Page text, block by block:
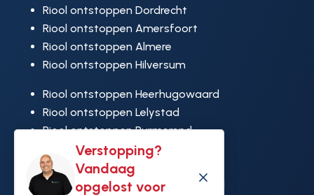
Verstopping?
Vandaag
opgelost voor
M
Riool ontstoppen Dordrecht
Riool ontstoppen Amersfoort
Riool ontstoppen Almere
Riool ontstoppen Hilversum
Riool ontstoppen Heerhugowaard
Riool ontstoppen Lelystad
Riool ontstoppen Purmerend
Riool ontstoppen Ridderkerk
Riool ontstoppen Rijswijk
Riool ontstoppen Hoek van Holland